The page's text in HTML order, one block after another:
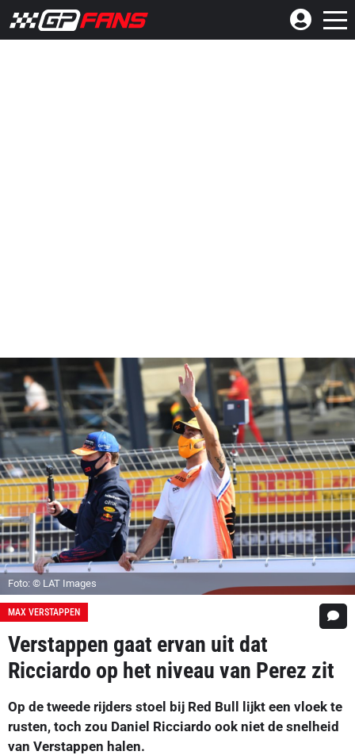
Foto: © LAT Images
MAX VERSTAPPEN
Verstappen gaat ervan uit dat
Ricciardo op het niveau van Perez zit
Op de tweede rijders stoel bij Red Bull lijkt een vloek te
rusten, toch zou Daniel Ricciardo ook niet de snelheid
van Verstappen halen.